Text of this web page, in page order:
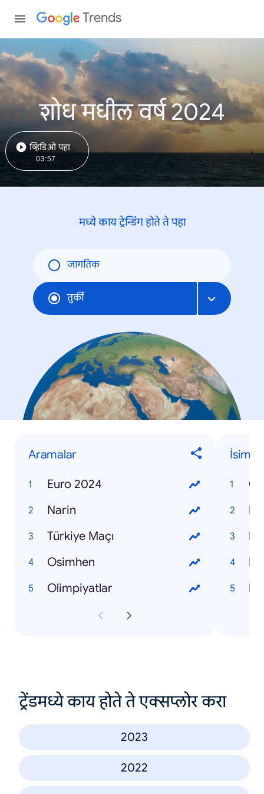
Trends
शोध मधील वर्ष 2024
व्हिडिओ पहा
03:57
मध्ये काय ट्रेन्डिंंग होते ते पहा
जागतिक
तुर्की
Aramalar
Euro 2024
Narin
Türkiye Maçı
Osimhen
Olimpiyatlar
İsimler
ट्रेंडमध्ये काय होते ते एक्सप्लोर करा
2023
2022